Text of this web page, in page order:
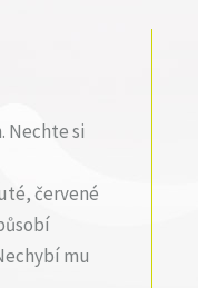
Nechte si
červené
mu